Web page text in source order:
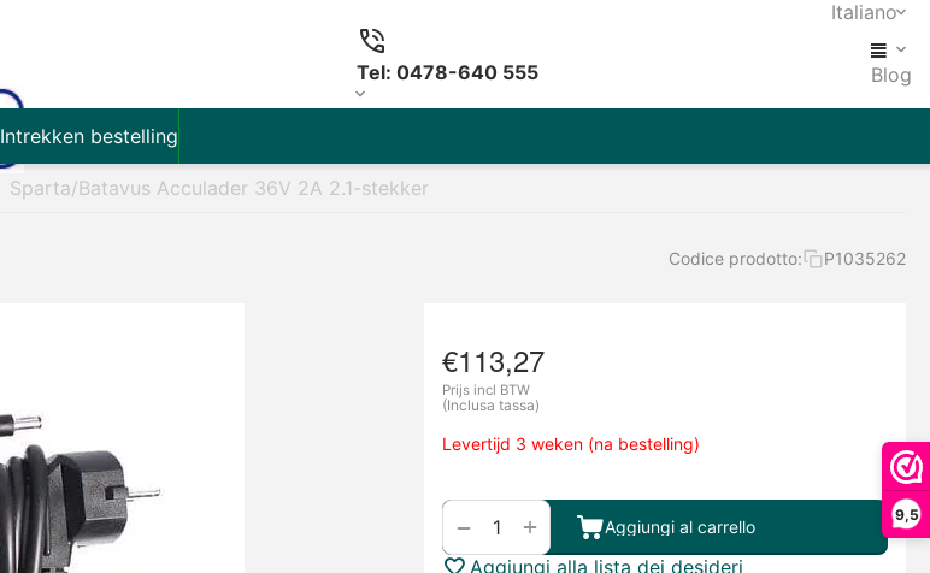
9,5
Italiano
Tel: 0478-640 555 Blog
Intrekken bestelling
Sparta/Batavus Acculader 36V 2A 2.1-stekker
Codice prodotto: P1035262
€113,27
Prijs incl BTW
(Inclusa tassa)
Levertijd 3 weken (na bestelling)
+
− Aggiungi al carrello
Aggiungi alla lista dei desideri